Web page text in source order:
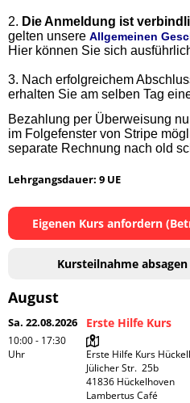
2. Die Anmeldung ist
gelten unsere Allgemeinen
Hier können Sie sich
3. Nach erfolgreichem
erhalten Sie am selben Tag
Bezahlung per Überweisung
im Folgefenster von Stripe
separate Rechnung nach old
Lehrgangsdauer: 9 UE
Eigenen Kurs anfordern
Kursteilnahme
August
Sa. 22.08.2026
10:00 - 17:30
Uhr
Erste Hilfe Kurs
Erste Hilfe Kurs
Jülicher Str.  25b
41836 Hückelhoven
Lambertus Café